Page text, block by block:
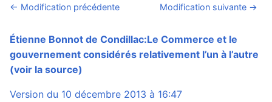
← Modification précédente Modification suivante →
Étienne Bonnot de Condillac:Le Commerce et le
gouvernement considérés relativement l’un à l’autre
(voir la source)
Version du 10 décembre 2013 à 16:47